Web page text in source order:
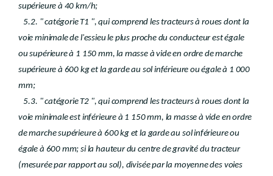
supérieure à 40 km/h;
5.2. " catégorie T1 ", qui comprend les tracteurs à roues dont la
voie minimale de l'essieu le plus proche du conducteur est égale
ou supérieure à 1 150 mm, la masse à vide en ordre de marche
supérieure à 600 kg et la garde au sol inférieure ou égale à 1 000
mm;
5.3. " catégorie T2 ", qui comprend les tracteurs à roues dont la
voie minimale est inférieure à 1 150 mm, la masse à vide en ordre
de marche supérieure à 600 kg et la garde au sol inférieure ou
égale à 600 mm; si la hauteur du centre de gravité du tracteur
(mesurée par rapport au sol), divisée par la moyenne des voies